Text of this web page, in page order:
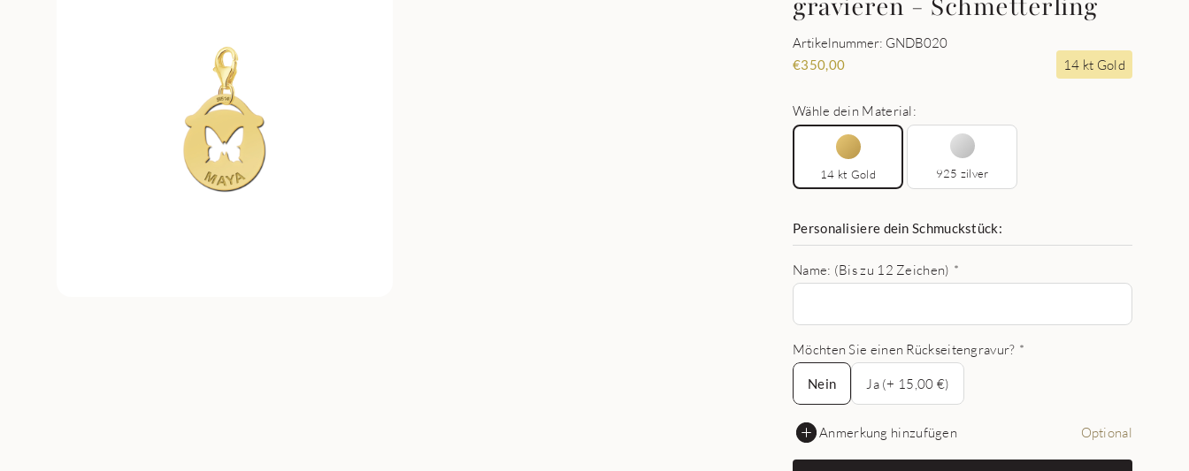
gravieren - Schmetterling
Artikelnummer: GNDB020
€350,00 14 kt Gold
Wähle dein Material:
14 kt Gold 925 zilver
Personalisiere dein Schmuckstück:
Name: (Bis zu 12 Zeichen) *
Möchten Sie einen Rückseitengravur? *
Nein
Nein
Ja (+ 15,00 €)
Anmerkung hinzufügen Optional